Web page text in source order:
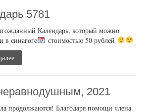
5781
Календарь, который можно
в синагоге
стоимостью 50 рублей
2021
продолжаются! Благодаря помощи члена